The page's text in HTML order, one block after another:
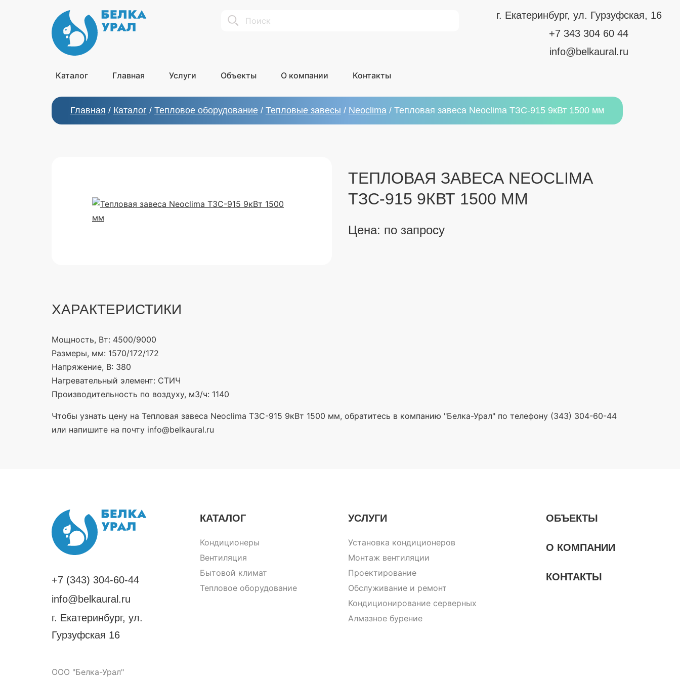
Search
г. Екатеринбург, ул. Гурзуфская, 16
+7 343 304 60 44
info@belkaural.ru
Каталог Главная Услуги Объекты О компании Контакты
Главная / Каталог / Тепловое оборудование / Тепловые завесы / Neoclima / Тепловая завеса Neoclima ТЗС-915 9кВт 1500 мм
ТЕПЛОВАЯ ЗАВЕСА NEOCLIMA
ТЗС-915 9КВТ 1500 ММ
Цена: по запросу
ХАРАКТЕРИСТИКИ
Мощность, Вт: 4500/9000
Размеры, мм: 1570/172/172
Напряжение, В: 380
Нагревательный элемент: СТИЧ
Производительность по воздуху, м3/ч: 1140
Чтобы узнать цену на Тепловая завеса Neoclima ТЗС-915 9кВт 1500 мм, обратитесь в компанию "Белка-Урал" по телефону (343) 304-60-44
или напишите на почту info@belkaural.ru
+7 (343) 304-60-44
info@belkaural.ru
г. Екатеринбург, ул.
Гурзуфская 16
КАТАЛОГ
Кондиционеры
Вентиляция
Бытовой климат
Тепловое оборудование
УСЛУГИ
Установка кондиционеров
Монтаж вентиляции
Проектирование
Обслуживание и ремонт
Кондиционирование серверных
Алмазное бурение
ОБЪЕКТЫ
О КОМПАНИИ
КОНТАКТЫ
ООО "Белка-Урал"